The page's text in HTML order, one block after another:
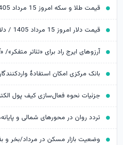
قیمت دلار امروز 15 مرداد 1405 / دلار ۴ هزار تومان ریخت
جزئیات نحوه فعال‌سازی کیف پول
تردد روان در محورهای شمالی و
وضعیت بازار مسکن در مرداد/بخر و